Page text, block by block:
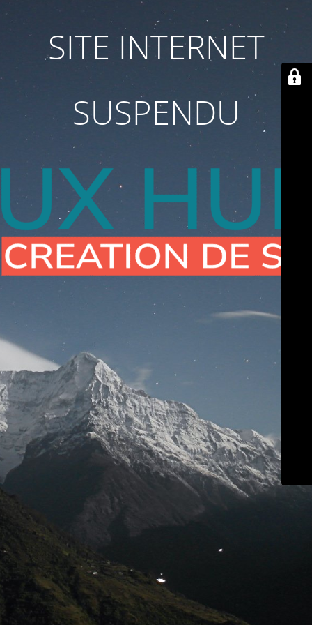
SITE INTERNET
SUSPENDU